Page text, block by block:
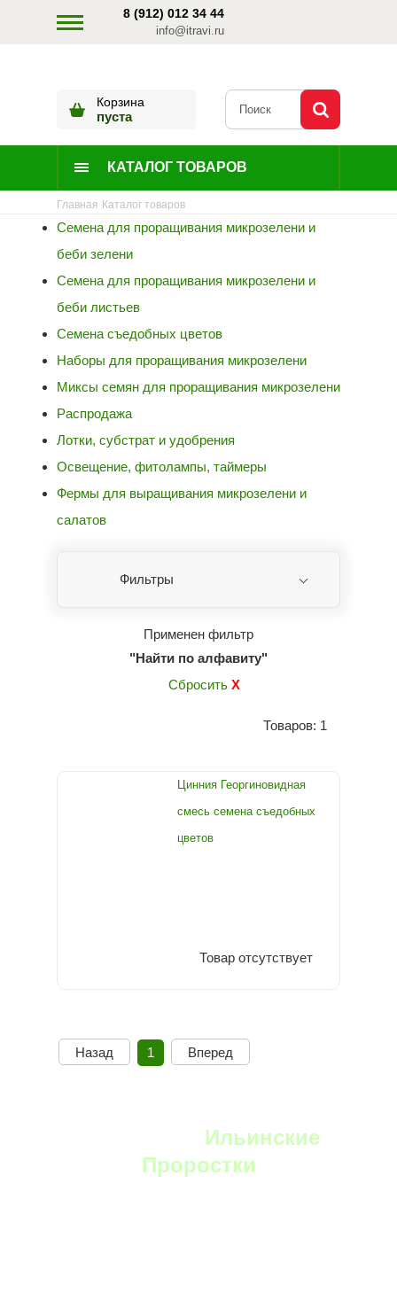
8 (912) 012 34 44
info@itravi.ru
Корзина
пуста
КАТАЛОГ ТОВАРОВ
Главная Каталог товаров
Семена для проращивания микрозелени и
беби зелени
Семена для проращивания микрозелени и
беби листьев
Семена съедобных цветов
Наборы для проращивания микрозелени
Миксы семян для проращивания микрозелени
Распродажа
Лотки, субстрат и удобрения
Освещение, фитолампы, таймеры
Фермы для выращивания микрозелени и
салатов
Фильтры
Применен фильтр
"Найти по алфавиту"
Сбросить X
Товаров: 1
Цинния Георгиновидная
смесь семена съедобных
цветов
Товар отсутствует
Назад 1 Вперед
Ильинские
Проростки